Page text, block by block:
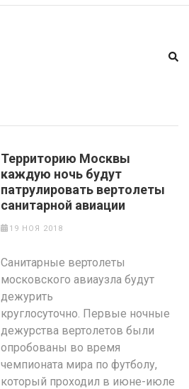
Территорию Москвы
каждую ночь будут
патрулировать вертолеты
санитарной авиации
19 НОЯ 2018
Санитарные вертолеты
московского авиаузла будут
дежурить
круглосуточно. Первые ночные
дежурства вертолетов были
опробованы во время
чемпионата мира по футболу,
который проходил в июне-июле